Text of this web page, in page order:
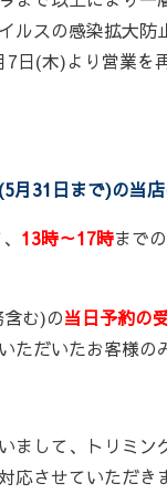
ルスの感染拡大防
7日(木)より営業を
月31日まで)の当
13時～17時まで
む)の当日予約の
ただいたお客様の
まして、トリミン
応させていただき